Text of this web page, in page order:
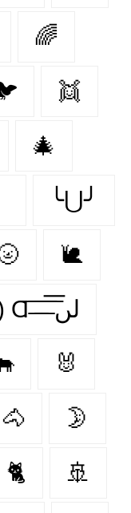
🌈
👯‍
🎄
╰⋃╯
🐌
(‿ˠ‿) Ɑ͞ ̶͞ ̶͞ ̶͞ لں͞
🐰
🐴 🌛
🐈 🚢